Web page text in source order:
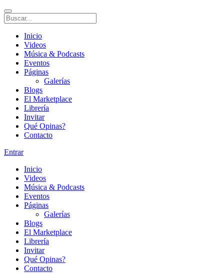
Inicio
Videos
Música & Podcasts
Eventos
Páginas
Galerías
Blogs
El Marketplace
Librería
Invitar
Qué Opinas?
Contacto
Entrar
Inicio
Videos
Música & Podcasts
Eventos
Páginas
Galerías
Blogs
El Marketplace
Librería
Invitar
Qué Opinas?
Contacto